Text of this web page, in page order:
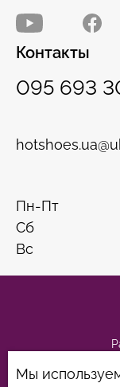
Контакты
095 693
Пн-Пт
Сб
Вс
Мы